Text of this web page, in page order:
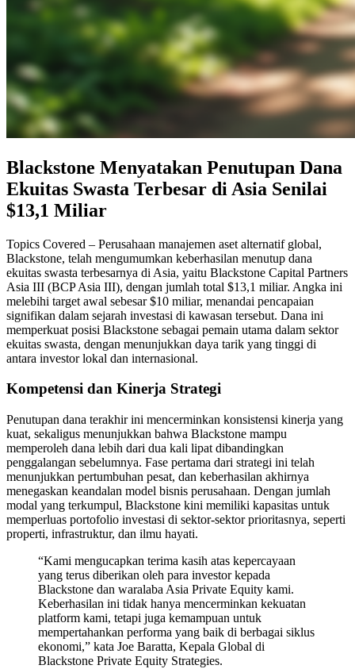
Blackstone Menyatakan Penutupan Dana
Ekuitas Swasta Terbesar di Asia Senilai
$13,1 Miliar
Topics Covered – Perusahaan manajemen aset alternatif global,
Blackstone, telah mengumumkan keberhasilan menutup dana
ekuitas swasta terbesarnya di Asia, yaitu Blackstone Capital Partners
Asia III (BCP Asia III), dengan jumlah total $13,1 miliar. Angka ini
melebihi target awal sebesar $10 miliar, menandai pencapaian
signifikan dalam sejarah investasi di kawasan tersebut. Dana ini
memperkuat posisi Blackstone sebagai pemain utama dalam sektor
ekuitas swasta, dengan menunjukkan daya tarik yang tinggi di
antara investor lokal dan internasional.
Kompetensi dan Kinerja Strategi
Penutupan dana terakhir ini mencerminkan konsistensi kinerja yang
kuat, sekaligus menunjukkan bahwa Blackstone mampu
memperoleh dana lebih dari dua kali lipat dibandingkan
penggalangan sebelumnya. Fase pertama dari strategi ini telah
menunjukkan pertumbuhan pesat, dan keberhasilan akhirnya
menegaskan keandalan model bisnis perusahaan. Dengan jumlah
modal yang terkumpul, Blackstone kini memiliki kapasitas untuk
memperluas portofolio investasi di sektor-sektor prioritasnya, seperti
properti, infrastruktur, dan ilmu hayati.
“Kami mengucapkan terima kasih atas kepercayaan
yang terus diberikan oleh para investor kepada
Blackstone dan waralaba Asia Private Equity kami.
Keberhasilan ini tidak hanya mencerminkan kekuatan
platform kami, tetapi juga kemampuan untuk
mempertahankan performa yang baik di berbagai siklus
ekonomi,” kata Joe Baratta, Kepala Global di
Blackstone Private Equity Strategies.